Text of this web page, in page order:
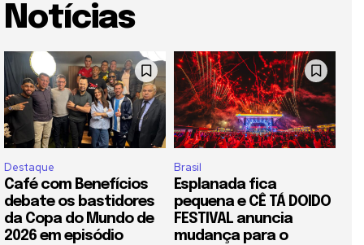
Notícias
Destaque
Café com Benefícios
debate os bastidores
da Copa do Mundo de
2026 em episódio
Brasil
Esplanada fica
pequena e CÊ TÁ DOIDO
FESTIVAL anuncia
mudança para o